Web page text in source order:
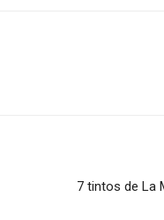
7 tintos de La